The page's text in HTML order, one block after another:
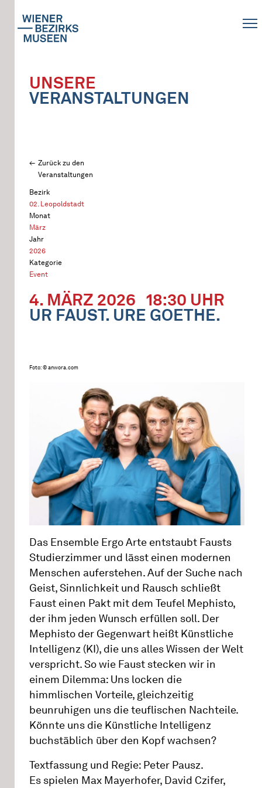
UNSERE
VERANSTALTUNGEN
Zurück zu den
Veranstaltungen
Bezirk
02. Leopoldstadt
Monat
März
Jahr
2026
Kategorie
Event
4. MÄRZ 2026 18:30 UHR
UR FAUST. URE GOETHE.
Foto: © anwora.com
Das Ensemble Ergo Arte entstaubt Fausts
Studierzimmer und lässt einen modernen
Menschen auferstehen. Auf der Suche nach
Geist, Sinnlichkeit und Rausch schließt
Faust einen Pakt mit dem Teufel Mephisto,
der ihm jeden Wunsch erfüllen soll. Der
Mephisto der Gegenwart heißt Künstliche
Intelligenz (KI), die uns alles Wissen der Welt
verspricht. So wie Faust stecken wir in
einem Dilemma: Uns locken die
himmlischen Vorteile, gleichzeitig
beunruhigen uns die teuflischen Nachteile.
Könnte uns die Künstliche Intelligenz
buchstäblich über den Kopf wachsen?
Textfassung und Regie: Peter Pausz.
Es spielen Max Mayerhofer, David Czifer,